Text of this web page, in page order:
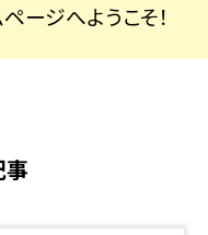
ージへようこそ！
事